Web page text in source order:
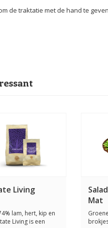
de traktatie met de hand te
Living
lam, hert, kip en
Living is een
Mat